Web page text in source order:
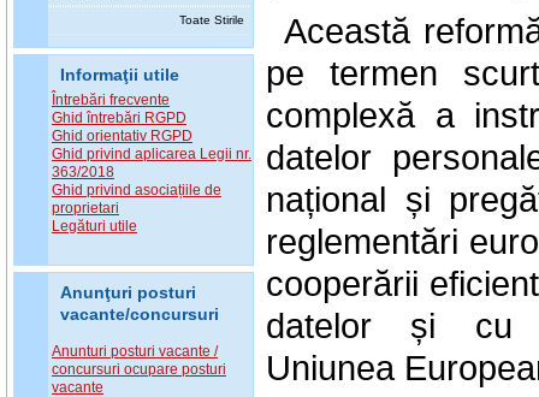
Toate Stirile
Informaţii utile
Întrebări frecvente
Ghid întrebări RGPD
Ghid orientativ RGPD
Ghid privind aplicarea Legii nr.
363/2018
Ghid privind asociațiile de
proprietari
Legături utile
Anunţuri posturi
vacante/concursuri
Anunturi posturi vacante /
concursuri ocupare posturi
vacante
Această
pe termen
complexă a
datelor
național și
reglementări
cooperării
datelor și cu
Uniunea.